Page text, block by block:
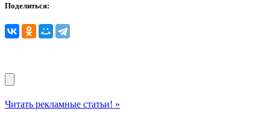
Поделиться:
Читать рекламные статьи! »